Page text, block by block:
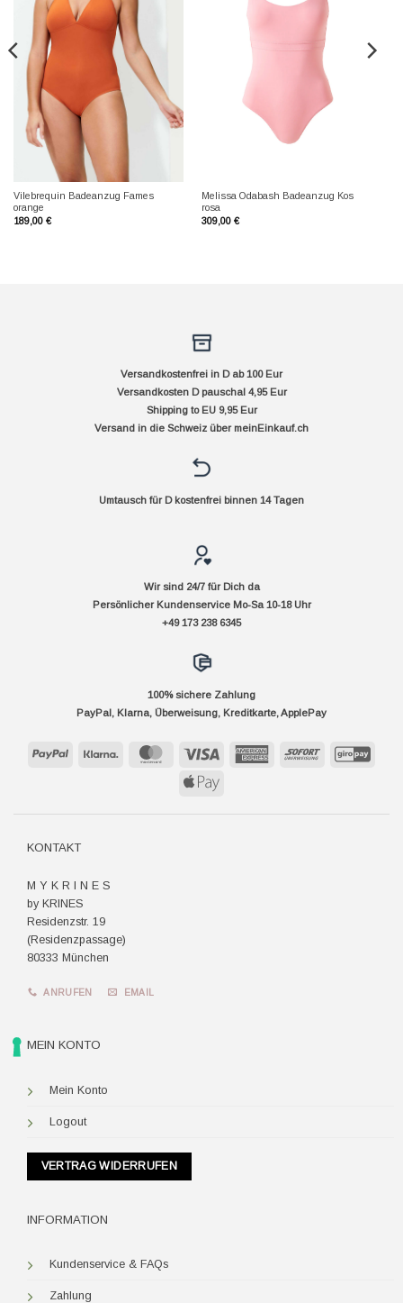
Vilebrequin Badeanzug Fames
orange
189,00 €
Melissa Odabash Badeanzug Kos
rosa
309,00 €
Versandkostenfrei in D ab 100 Eur
Versandkosten D pauschal 4,95 Eur
Shipping to EU 9,95 Eur
Versand in die Schweiz über meinEinkauf.ch
Umtausch für D kostenfrei binnen 14 Tagen
Wir sind 24/7 für Dich da
Persönlicher Kundenservice Mo-Sa 10-18 Uhr
+49 173 238 6345
100% sichere Zahlung
PayPal, Klarna, Überweisung, Kreditkarte, ApplePay
PayPal Klarna MasterCard Visa
AmericanSofort
Apple
KONTAKT
M Y K R I N E S
by KRINES
Residenzstr. 19
(Residenzpassage)
80333 München
ANRUFEN EMAIL
MEIN KONTO
Mein Konto
Logout
VERTRAG WIDERRUFEN
INFORMATION
Kundenservice & FAQs
Zahlung